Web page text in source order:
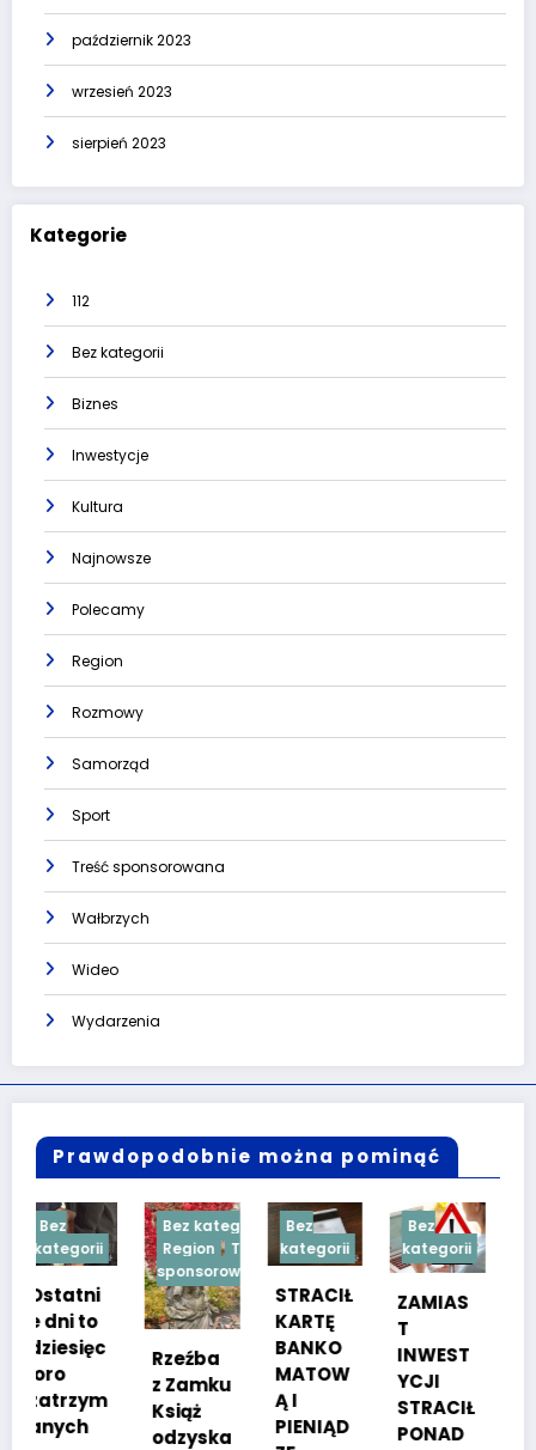
październik 2023
wrzesień 2023
sierpień 2023
Kategorie
112
Bez kategorii
Biznes
Inwestycje
Kultura
Najnowsze
Polecamy
Region
Rozmowy
Samorząd
Sport
Treść sponsorowana
Wałbrzych
Wideo
Wydarzenia
Prawdopodobnie można pominąć
Bez kategorii
Region
Treść
sponsorowana
Rzeźba
z Zamku
Książ
odzyska
Bez
kategorii
STRACIŁ
KARTĘ
BANKO
MATOW
Ą I
PIENIĄD
Bez
kategorii
ZAMIAS
T
INWEST
YCJI
PONAD
Bez
kategorii
TESTY
NOŚCIO
WE DLA
KANDYD
ATÓW